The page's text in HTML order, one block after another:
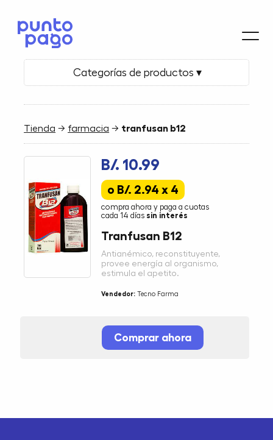
Categorías de productos ▾
Tienda → farmacia → tranfusan b12
B/. 10.99
o B/. 2.94 x 4
compra ahora y paga a cuotas
cada 14 días sin interés
Tranfusan B12
Antianémico, reconstituyente,
provee energía al organismo,
estimula el apetito.
Vendedor: Tecno Farma
Comprar ahora